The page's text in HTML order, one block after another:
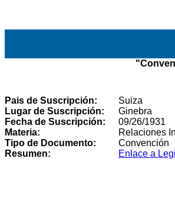
"
Pais de Suscripción:
Suiza
Lugar de Suscripción:
Ginebra
Fecha de Suscripción:
09/26/1931
Materia:
Relaciones
Tipo de Documento:
Convención
Resumen:
Enlace a